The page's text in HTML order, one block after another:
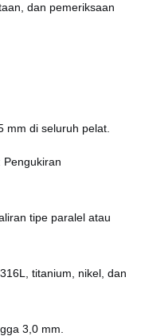
dan pemeriksaan
mm di seluruh pelat.
Pengukiran
tipe paralel atau
titanium, nikel, dan
3,0 mm.